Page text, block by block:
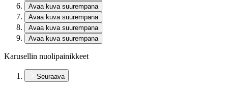
Avaa kuva suurempana
Avaa kuva suurempana
Avaa kuva suurempana
Avaa kuva suurempana
Karusellin nuolipainikkeet
Seuraava